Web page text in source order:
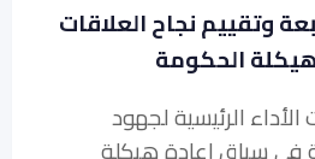
وتقييم نجاح العلاقات
هيكلة الحكومة
الرئيسية لجهود